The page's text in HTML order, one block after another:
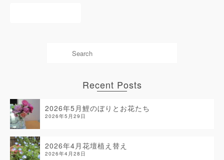
Recent Posts
2026年5月鯉のぼりとお花たち
2026年5月29日
2026年4月花壇植え替え
2026年4月28日